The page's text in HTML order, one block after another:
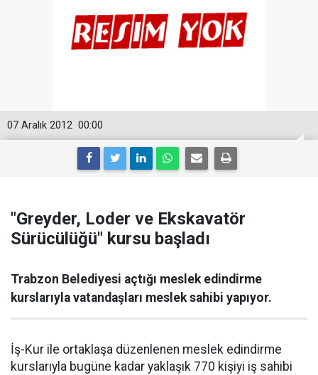
00:00
07 Aralık 2012
"Greyder, Loder ve Ekskavatör
Sürücülüğü" kursu başladı
Trabzon Belediyesi açtığı meslek edindirme
kurslarıyla vatandaşları meslek sahibi yapıyor.
İş-Kur ile ortaklaşa düzenlenen meslek edindirme
kurslarıyla bugüne kadar yaklaşık 770 kişiyi iş sahibi